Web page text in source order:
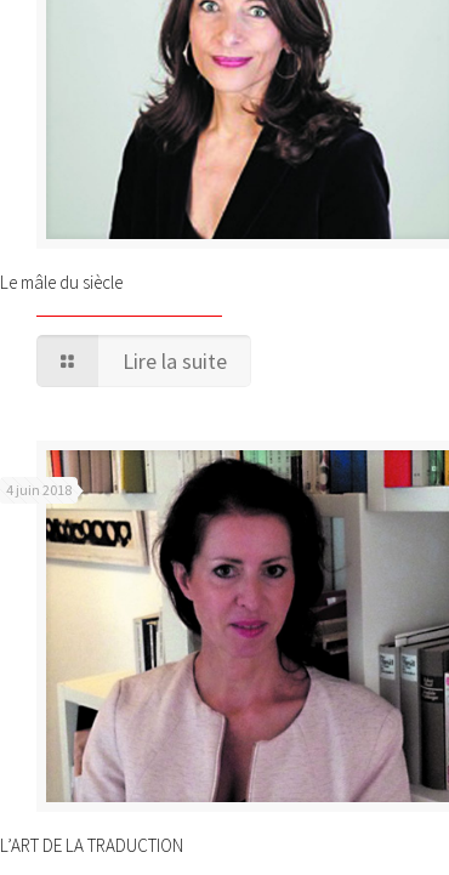
Le mâle du siècle
Lire la suite
4 juin 2018
L’ART DE LA TRADUCTION